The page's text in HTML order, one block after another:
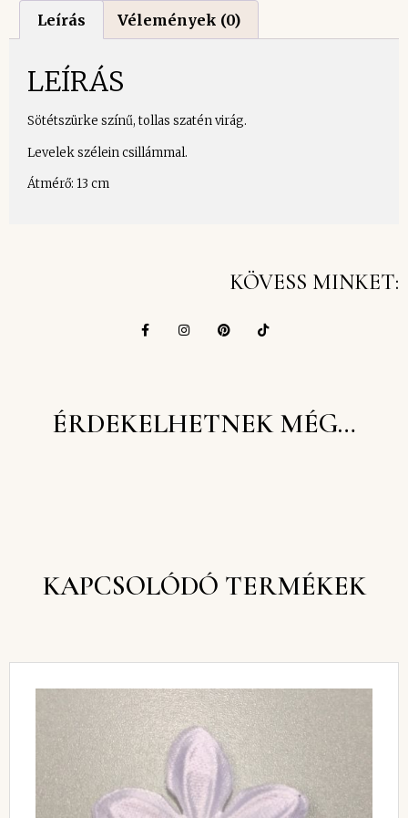
Leírás Vélemények (0)
LEÍRÁS
Sötétszürke színű, tollas szatén virág.
Levelek szélein csillámmal.
Átmérő: 13 cm
KÖVESS MINKET:
ÉRDEKELHETNEK MÉG…
KAPCSOLÓDÓ TERMÉKEK